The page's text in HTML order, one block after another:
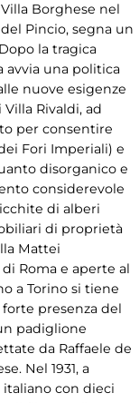
Borghese nel
Pincio, segna un
la tragica
avvia una politica
nuove esigenze
Rivaldi, ad
per consentire
Fori Imperiali) e
disorganico e
considerevole
di alberi
di proprietà
Mattei
Roma e aperte al
a Torino si tiene
presenza del
padiglione
da Raffaele de
Nel 1931, a
italiano con dieci